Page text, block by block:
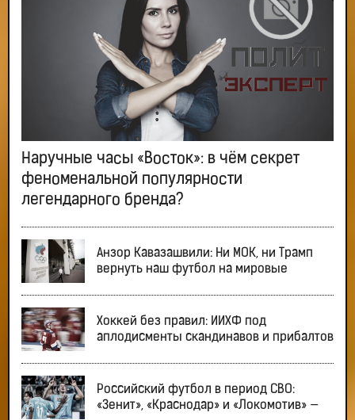
Наручные часы «Восток»: в чём секрет
феноменальной популярности
легендарного бренда?
Анзор Кавазашвили: Ни МОК, ни Трамп
вернуть наш футбол на мировые
Хоккей без правил: ИИХФ под
аплодисменты скандинавов и прибалтов
Российский футбол в период СВО:
«Зенит», «Краснодар» и «Локомотив» —